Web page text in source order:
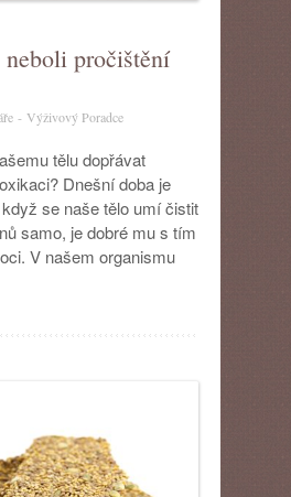
pročištění
u
s
názvem
Detoxikace
neboli
pročištění
organismu
- Výživový Poradce
tělu dopřávat
Dnešní doba je
se naše tělo umí čistit
samo, je dobré mu s tím
V našem organismu